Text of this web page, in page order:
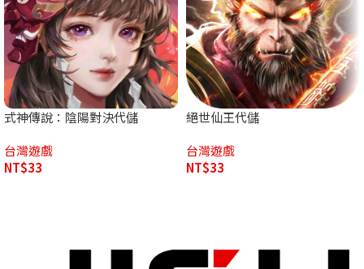
式神傳說：陰陽對決代儲
台灣遊戲
NT$33
絕世仙王代儲
台灣遊戲
NT$33